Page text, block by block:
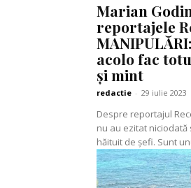
Marian
reportajele
acolo fac
și mint
redactie - 29 iulie 2023
Despre reportajul Recorder Sunt unul
nu au ezitat
hăituit de șefi. Sunt